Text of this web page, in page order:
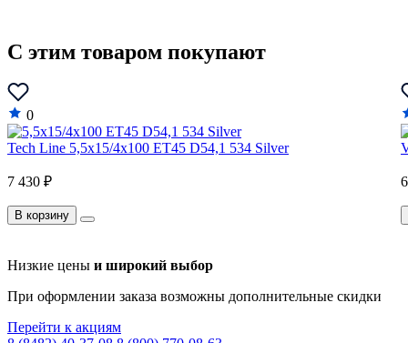
C этим товаром покупают
0
Tech Line 5,5x15/4x100 ET45 D54,1 534 Silver
7 430 ₽
В корзину
Низкие цены и широкий выбор
При оформлении заказа возможны дополнительные скидки
Перейти к акциям